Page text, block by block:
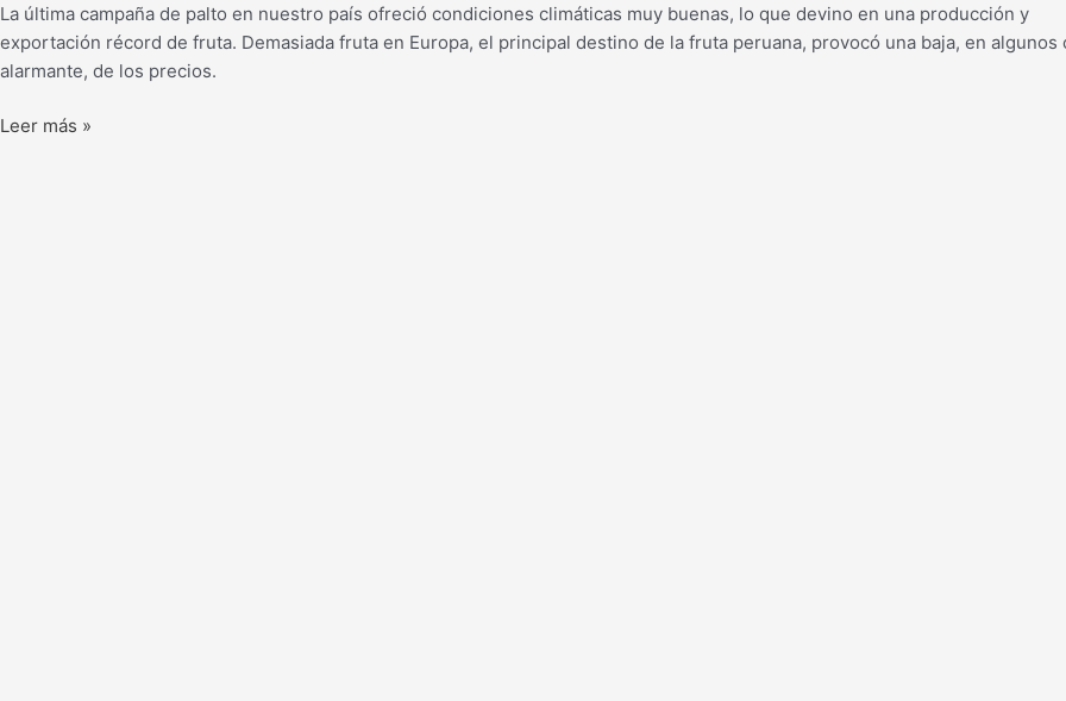
La última campaña de palto en nuestro país ofreció condiciones climáticas muy buenas, lo que devino en una producción y
exportación récord de fruta. Demasiada fruta en Europa, el principal destino de la fruta peruana, provocó una baja, en algunos
alarmante, de los precios.
Leer más »